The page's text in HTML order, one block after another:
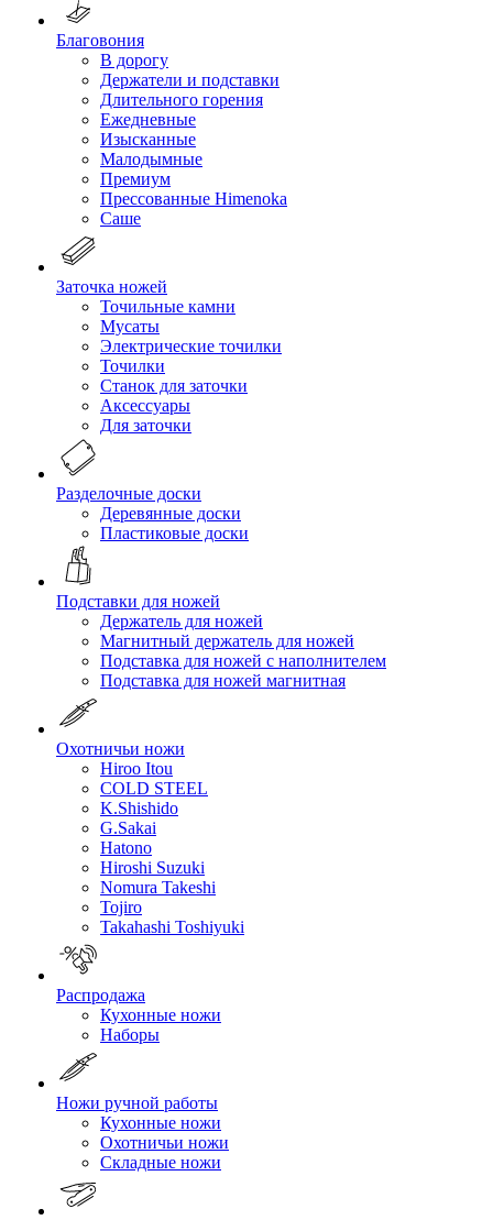
Благовония
В дорогу
Держатели и подставки
Длительного горения
Ежедневные
Изысканные
Малодымные
Премиум
Прессованные Himenoka
Саше
Заточка ножей
Точильные камни
Мусаты
Электрические точилки
Точилки
Станок для заточки
Аксессуары
Для заточки
Разделочные доски
Деревянные доски
Пластиковые доски
Подставки для ножей
Держатель для ножей
Магнитный держатель для ножей
Подставка для ножей с наполнителем
Подставка для ножей магнитная
Охотничьи ножи
Hiroo Itou
COLD STEEL
K.Shishido
G.Sakai
Hatono
Hiroshi Suzuki
Nomura Takeshi
Tojiro
Takahashi Toshiyuki
Распродажа
Кухонные ножи
Наборы
Ножи ручной работы
Кухонные ножи
Охотничьи ножи
Складные ножи